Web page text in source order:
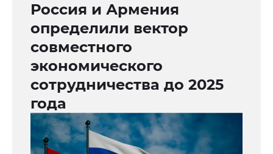
Россия и Армения
определили вектор
совместного
экономического
сотрудничества до 2025
года